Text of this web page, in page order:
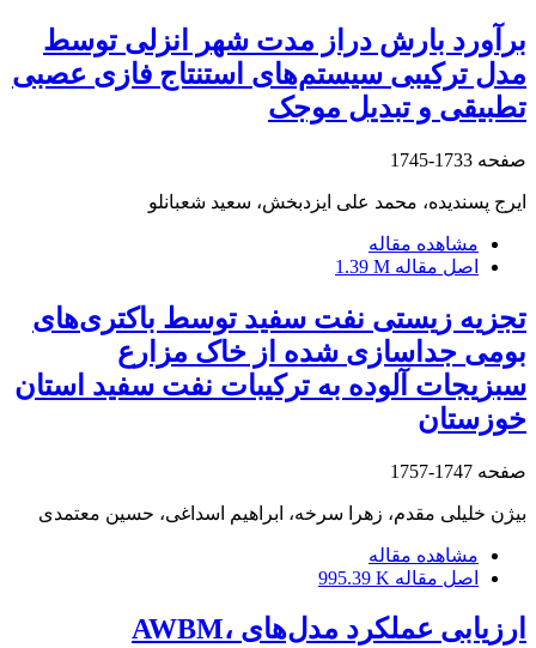
برآورد بارش دراز مدت شهر انزلی توسط
مدل ترکیبی سیستم‌های استنتاج فازی عصبی
تطبیقی و تبدیل موجک
صفحه 1733-1745
ایرج پسندیده، محمد علی ایزدبخش، سعید شعبانلو
مشاهده مقاله
اصل مقاله 1.39 M
تجزیه زیستی نفت سفید توسط باکتری‌های
بومی جداسازی شده از خاک مزارع
سبزیجات آلوده به ترکیبات نفت سفید استان
خوزستان
صفحه 1747-1757
بیژن خلیلی مقدم، زهرا سرخه، ابراهیم اسداغی، حسین معتمدی
مشاهده مقاله
اصل مقاله 995.39 K
ارزیابی عملکرد مدل‌های AWBM،